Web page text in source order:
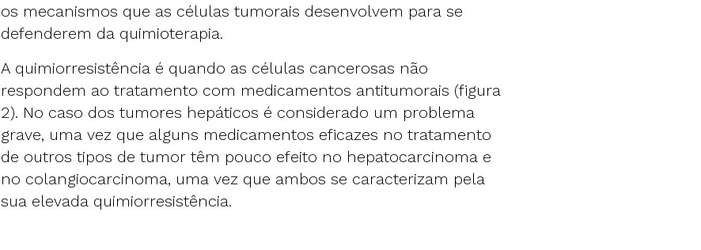
os mecanismos que as células tumorais desenvolvem para se
defenderem da quimioterapia.
A quimiorresistência é quando as células cancerosas não
respondem ao tratamento com medicamentos antitumorais (figura
2). No caso dos tumores hepáticos é considerado um problema
grave, uma vez que alguns medicamentos eficazes no tratamento
de outros tipos de tumor têm pouco efeito no hepatocarcinoma e
no colangiocarcinoma, uma vez que ambos se caracterizam pela
sua elevada quimiorresistência.